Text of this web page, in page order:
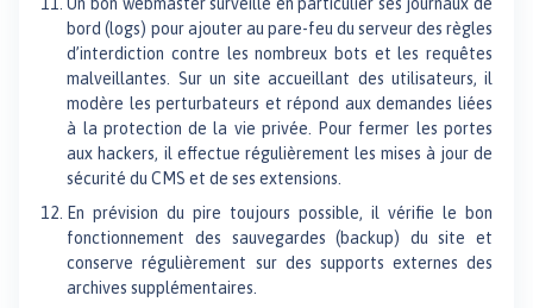
bord (logs) pour ajouter au pare-feu du serveur des règles
d’interdiction contre les nombreux bots et les requêtes
malveillantes. Sur un site accueillant des utilisateurs, il
modère les perturbateurs et répond aux demandes liées
à la protection de la vie privée. Pour fermer les portes
aux hackers, il effectue régulièrement les mises à jour de
sécurité du CMS et de ses extensions.
En prévision du pire toujours possible, il vérifie le bon
fonctionnement des sauvegardes (backup) du site et
conserve régulièrement sur des supports externes des
archives supplémentaires.